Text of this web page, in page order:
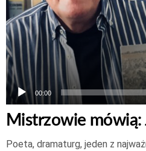
00:00
Mistrzowie mówią:
Poeta, dramaturg, jeden z